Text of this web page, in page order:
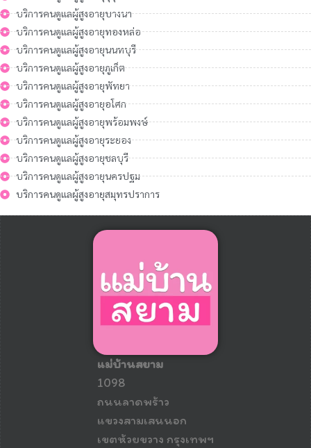
บริการคนดูแลผู้สูงอายุบางนา
บริการคนดูแลผู้สูงอายุทองหล่อ
บริการคนดูแลผู้สูงอายุนนทบุรี
บริการคนดูแลผู้สูงอายุภูเก็ต
บริการคนดูแลผู้สูงอายุพัทยา
บริการคนดูแลผู้สูงอายุอโศก
บริการคนดูแลผู้สูงอายุพร้อมพงษ์
บริการคนดูแลผู้สูงอายุระยอง
บริการคนดูแลผู้สูงอายุชลบุรี
บริการคนดูแลผู้สูงอายุนครปฐม
บริการคนดูแลผู้สูงอายุสมุทรปราการ
แม่บ้านสยาม
1098
ถนนลาดพร้าว
แขวงสามเสนนอก
เขตห้วยขวาง กรุงเทพฯ